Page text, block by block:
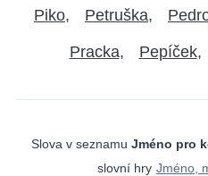
Piko Petruška
Pracka Pepíček
Slova v seznamu Jméno pro
slovní hry Jméno,